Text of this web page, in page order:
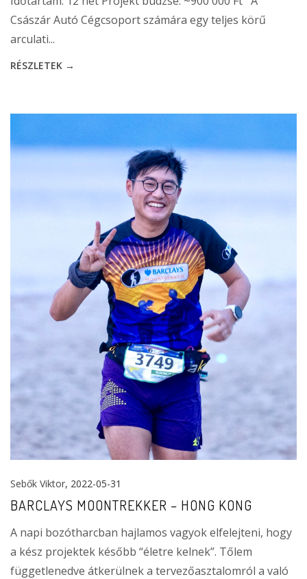
Császár Autó Cégcsoport számára egy teljes körű
arculati...
RÉSZLETEK →
Sebők Viktor, 2022-05-31
BARCLAYS MOONTREKKER – HONG KONG
A napi bozótharcban hajlamos vagyok elfelejteni, hogy
a kész projektek később “életre kelnek”. Tőlem
függetlenedve átkerülnek a tervezőasztalomról a való